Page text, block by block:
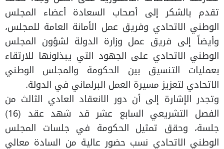
تقدم بالشكر إلى أصحاب السعادة أعضاء المجلس
الوطني الاتحادي وفريق عمل الأمانة العامة للمجلس،
وأيضاً إلى فريق عمل وزارة الدولة لشؤون المجلس
الوطني الاتحادي على الجهود التي يبذلونها للارتقاء
بعمليات التنسيق بين الحكومة والمجلس الوطني
الاتحادي لتعزيز مسيرة العمل البرلماني في الدولة.
وتجدر الإشارة إلى أن دور الانعقاد العادي الثالث من
الفصل التشريعي السابع عشر قد شهد عقد (16)
جلسة، وحقق تمثيل الحكومة في جلسات المجلس
الوطني الاتحادي نسب حضور عالية من السادة معالي